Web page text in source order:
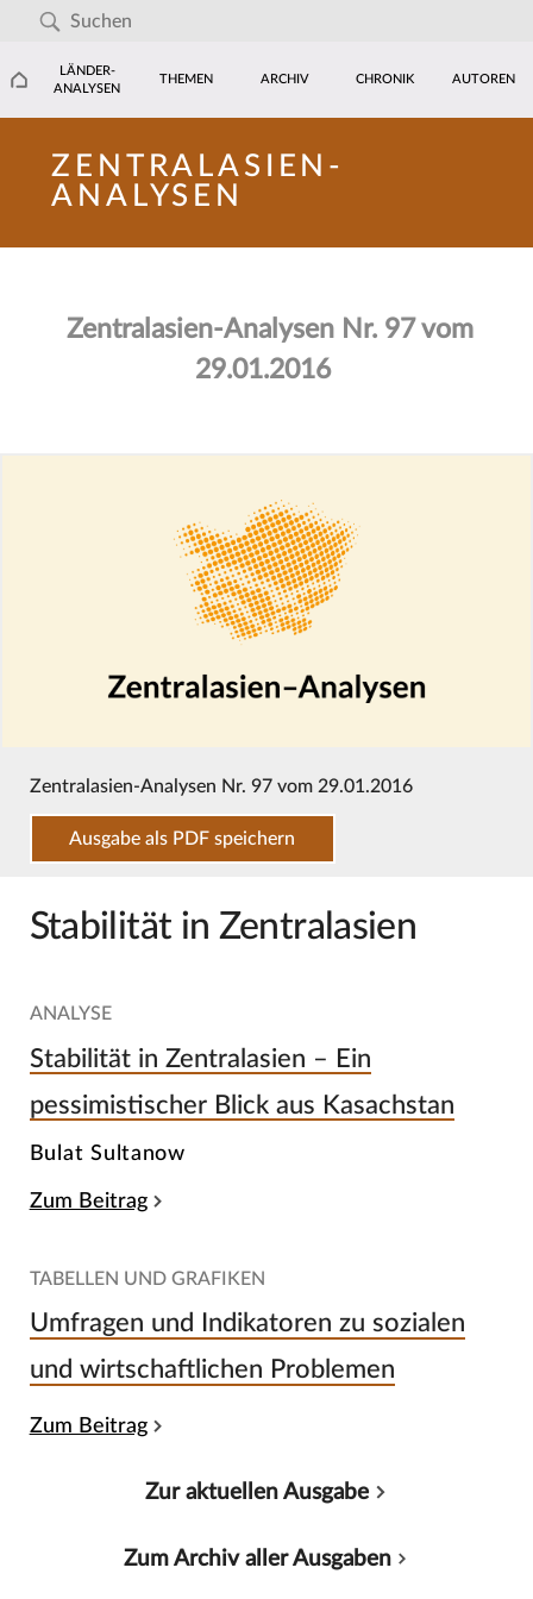
LÄNDER-
ANALYSEN
THEMEN ARCHIV CHRONIK AUTOREN
ZENTRALASIEN-
ANALYSEN
Zentralasien-Analysen Nr. 97 vom
29.01.2016
Zentralasien-Analysen Nr. 97 vom 29.01.2016
Ausgabe als PDF speichern
Stabilität in Zentralasien
ANALYSE
Stabilität in Zentralasien – Ein
pessimistischer Blick aus Kasachstan
Bulat Sultanow
Zum Beitrag
TABELLEN UND GRAFIKEN
Umfragen und Indikatoren zu sozialen
und wirtschaftlichen Problemen
Zum Beitrag
Zur aktuellen Ausgabe
Zum Archiv aller Ausgaben